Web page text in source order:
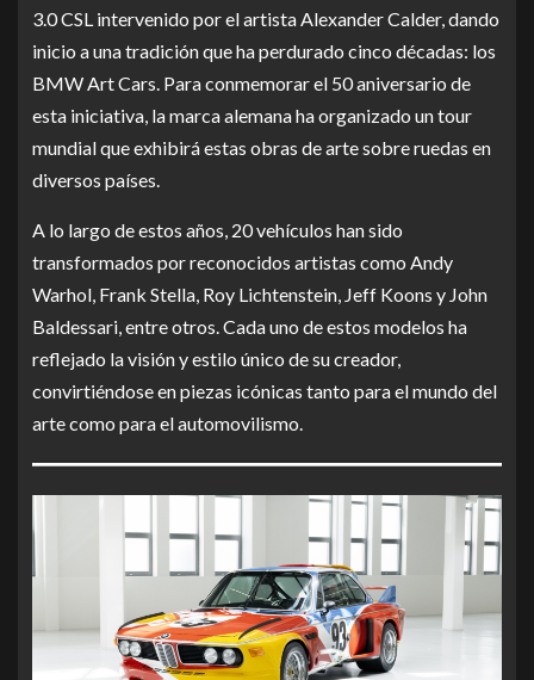
3.0 CSL intervenido por el artista Alexander Calder, dando
inicio a una tradición que ha perdurado cinco décadas: los
BMW Art Cars. Para conmemorar el 50 aniversario de
esta iniciativa, la marca alemana ha organizado un tour
mundial que exhibirá estas obras de arte sobre ruedas en
diversos países.
A lo largo de estos años, 20 vehículos han sido
transformados por reconocidos artistas como Andy
Warhol, Frank Stella, Roy Lichtenstein, Jeff Koons y John
Baldessari, entre otros. Cada uno de estos modelos ha
reflejado la visión y estilo único de su creador,
convirtiéndose en piezas icónicas tanto para el mundo del
arte como para el automovilismo.